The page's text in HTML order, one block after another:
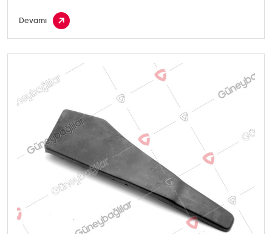
Devamı